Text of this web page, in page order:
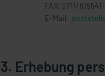
FAX:0711/
E-Mail:
3. Erhebung